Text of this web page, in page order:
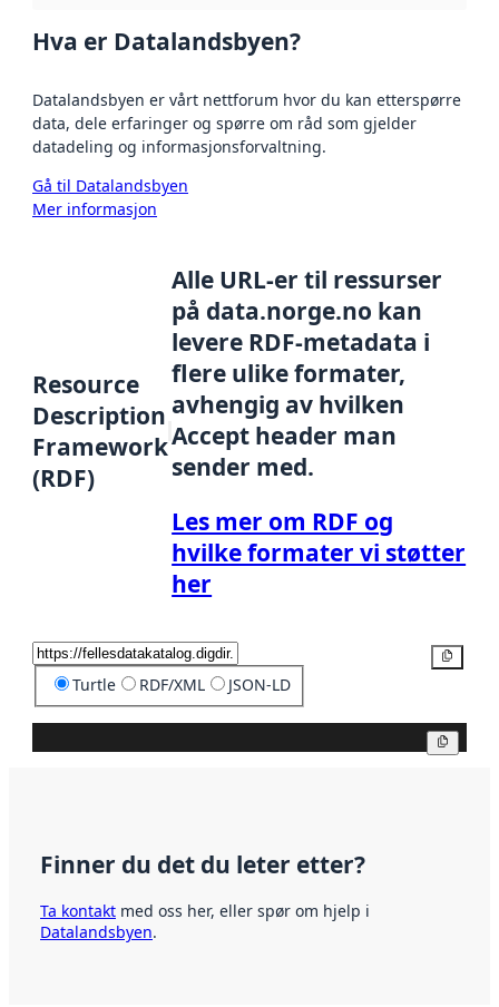
Hva er Datalandsbyen?
Datalandsbyen er vårt nettforum hvor du kan etterspørre
data, dele erfaringer og spørre om råd som gjelder
datadeling og informasjonsforvaltning.
Gå til Datalandsbyen
Mer informasjon
Resource
Description
Framework
(RDF)
Alle URL-er til ressurser
på data.norge.no kan
levere RDF-metadata i
flere ulike formater,
avhengig av hvilken
Accept header man
sender med.
Les mer om RDF og
hvilke formater vi støtter
her
Turtle RDF/XML JSON-LD
Finner du det du leter etter?
Ta kontakt med oss her, eller spør om hjelp i
Datalandsbyen.